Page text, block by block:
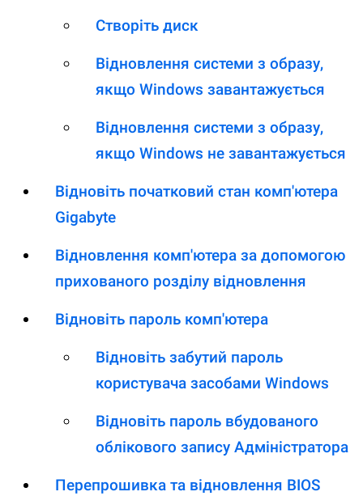
Створіть диск
Відновлення системи з образу,
якщо Windows завантажується
Відновлення системи з образу,
якщо Windows не завантажується
Відновіть початковий стан комп'ютера
Gigabyte
Відновлення комп'ютера за допомогою
прихованого розділу відновлення
Відновіть пароль комп'ютера
Відновіть забутий пароль
користувача засобами Windows
Відновіть пароль вбудованого
облікового запису Адміністратора
Перепрошивка та відновлення BIOS